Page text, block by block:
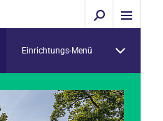
Einrichtungs-Menü